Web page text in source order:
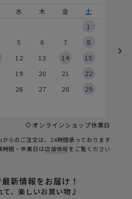
水 木 金
土
1
5 6 7
8
12 13 14
15
19 20 21
22
26 27 28
29
オンラインショップ休業日
らのご注文は、24時間承っております
間・休業日は店舗情報をご覧ください
新情報をお届け！
て、楽しいお買い物♪